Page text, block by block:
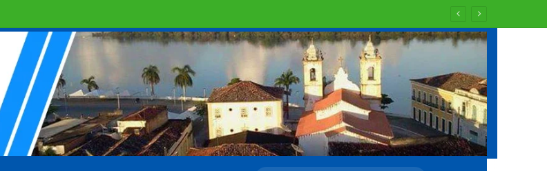
socorro ! Ou vão esperar às vésperas das eleições para recapearem ?